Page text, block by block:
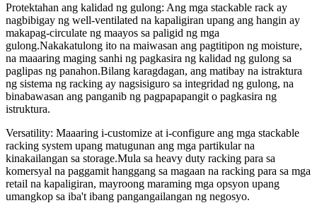
Protektahan ang kalidad ng gulong: Ang mga stackable rack ay
nagbibigay ng well-ventilated na kapaligiran upang ang hangin ay
makapag-circulate ng maayos sa paligid ng mga
gulong.Nakakatulong ito na maiwasan ang pagtitipon ng moisture,
na maaaring maging sanhi ng pagkasira ng kalidad ng gulong sa
paglipas ng panahon.Bilang karagdagan, ang matibay na istraktura
ng sistema ng racking ay nagsisiguro sa integridad ng gulong, na
binabawasan ang panganib ng pagpapapangit o pagkasira ng
istruktura.
Versatility: Maaaring i-customize at i-configure ang mga stackable
racking system upang matugunan ang mga partikular na
kinakailangan sa storage.Mula sa heavy duty racking para sa
komersyal na paggamit hanggang sa magaan na racking para sa mga
retail na kapaligiran, mayroong maraming mga opsyon upang
umangkop sa iba't ibang pangangailangan ng negosyo.